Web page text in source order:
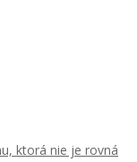
ktorá nie je rovná